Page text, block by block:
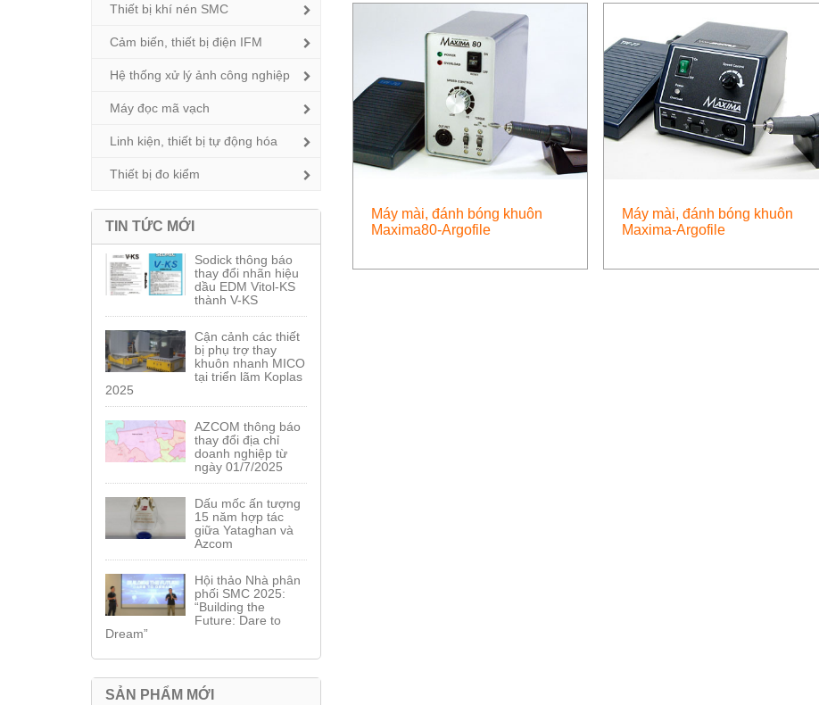
Thiết bị khí nén SMC
Cảm biến, thiết bị điện IFM
Hệ thống xử lý ảnh công nghiệp
Máy đọc mã vạch
Linh kiện, thiết bị tự động hóa
Thiết bị đo kiểm
TIN TỨC MỚI
Sodick thông báo
thay đổi nhãn hiệu
dầu EDM Vitol-KS
thành V-KS
Cận cảnh các thiết
bị phụ trợ thay
khuôn nhanh MICO
tại triển lãm Koplas
2025
AZCOM thông báo
thay đổi địa chỉ
doanh nghiệp từ
ngày 01/7/2025
Dấu mốc ấn tượng
15 năm hợp tác
giữa Yataghan và
Azcom
Hội thảo Nhà phân
phối SMC 2025:
“Building the
Future: Dare to
Dream”
SẢN PHẨM MỚI
Máy mài, đánh bóng khuôn
Maxima80-Argofile
Máy mài, đánh bóng khuôn
Maxima-Argofile